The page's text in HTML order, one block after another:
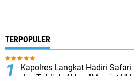
TERPOPULER
Kapolres Langkat Hadiri Safari